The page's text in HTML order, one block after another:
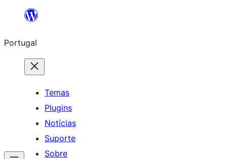
Saltar
o
conteúdo
Portugal
Temas
Plugins
Notícias
Suporte
Sobre